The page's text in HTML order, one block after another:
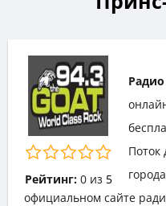
Рейтинг: 0из 5
Поток
города
официальном сайте